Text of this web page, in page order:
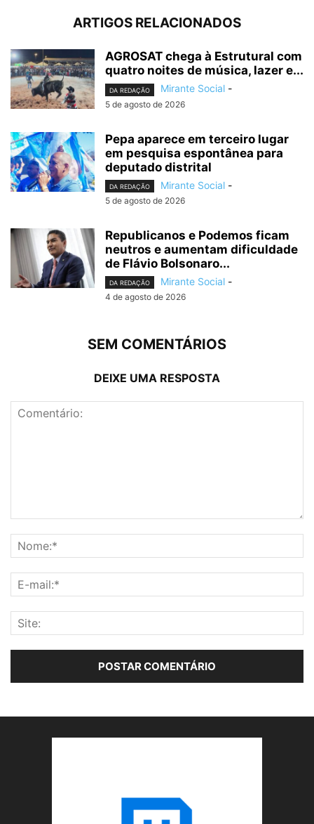
ARTIGOS RELACIONADOS
AGROSAT chega à Estrutural com
quatro noites de música, lazer e...
DA REDAÇÃO Mirante Social -
5 de agosto de 2026
Pepa aparece em terceiro lugar
em pesquisa espontânea para
deputado distrital
DA REDAÇÃO Mirante Social -
5 de agosto de 2026
Republicanos e Podemos ficam
neutros e aumentam dificuldade
de Flávio Bolsonaro...
DA REDAÇÃO Mirante Social -
4 de agosto de 2026
SEM COMENTÁRIOS
DEIXE UMA RESPOSTA